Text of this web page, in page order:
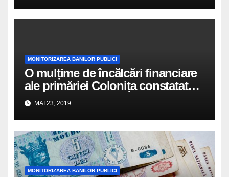
MONITORIZAREA BANILOR PUBLICI
O mulțime de încălcări financiare
ale primăriei Colonița constatate
în raportul Curții de Conturi
MAI 23, 2019
MONITORIZAREA BANILOR PUBLICI